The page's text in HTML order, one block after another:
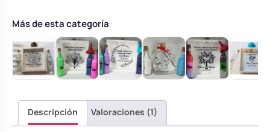
3
cantidad
Más de esta categoría
Descripción Valoraciones (1)